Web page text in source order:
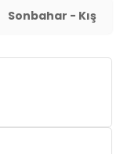
Sonbahar - Kış